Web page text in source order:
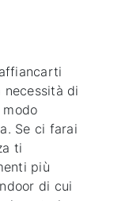
di
Se ci farai
ti
più
di cui